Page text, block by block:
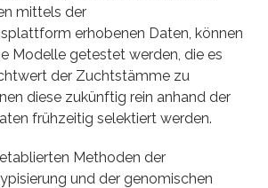
mittels der
erhobenen Daten, können
Modelle getestet werden, die es
der Zuchtstämme zu
diese zukünftig rein anhand der
frühzeitig selektiert werden.
Methoden der
und der genomischen